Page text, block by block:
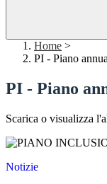
Home >
PI - Piano
PI - Piano
Scarica o visualizza
Notizie